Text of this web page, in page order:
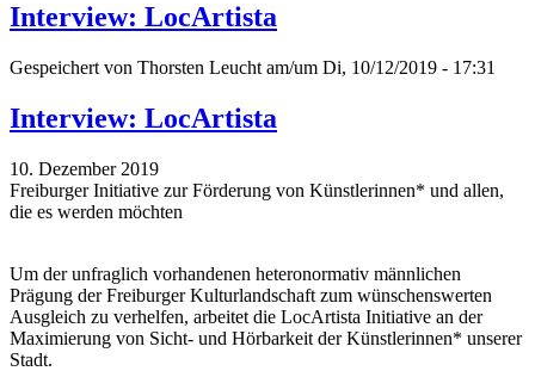
Interview: LocArtista
Gespeichert von Thorsten Leucht am/um Di, 10/12/2019 - 17:31
Interview: LocArtista
10. Dezember 2019
Freiburger Initiative zur Förderung von Künstlerinnen* und allen,
die es werden möchten
Um der unfraglich vorhandenen heteronormativ männlichen
Prägung der Freiburger Kulturlandschaft zum wünschenswerten
Ausgleich zu verhelfen, arbeitet die LocArtista Initiative an der
Maximierung von Sicht- und Hörbarkeit der Künstlerinnen* unserer
Stadt.